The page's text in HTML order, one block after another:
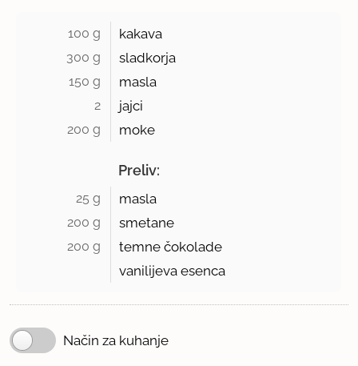
100 g kakava
300 g sladkorja
150 g masla
2 jajci
200 g moke
Preliv:
25 g masla
200 g smetane
200 g
temne čokolade
vanilijeva esenca
Način za kuhanje